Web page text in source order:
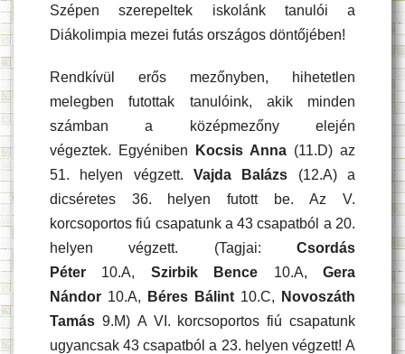
Szépen szerepeltek iskolánk tanulói a
Diákolimpia mezei futás országos döntőjében!
Rendkívül erős mezőnyben, hihetetlen
melegben futottak tanulóink, akik minden
számban a középmezőny elején
végeztek. Egyéniben
Kocsis Anna (11.D) az
51. helyen végzett. Vajda Balázs (12.A) a
dicséretes 36. helyen futott be. Az V.
korcsoportos fiú csapatunk a 43 csapatból a 20.
helyen végzett. (Tagjai: Csordás
Péter 10.A, Szirbik Bence 10.A,Gera
Nándor 10.A, Béres Bálint 10.C,
Novoszáth
Tamás 9.M) A VI. korcsoportos fiú csapatunk
ugyancsak 43 csapatból a 23. helyen végzett! A